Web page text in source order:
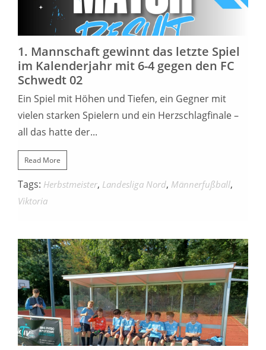
12. DEZEMBER 2025
1. Mannschaft gewinnt das letzte Spiel
im Kalenderjahr mit 6-4 gegen den FC
Schwedt 02
Ein Spiel mit Höhen und Tiefen, ein Gegner mit
vielen starken Spielern und ein Herzschlagfinale –
all das hatte der...
Read More
Tags: Herbstmeister, Landesliga Nord, Männerfußball,
Viktoria